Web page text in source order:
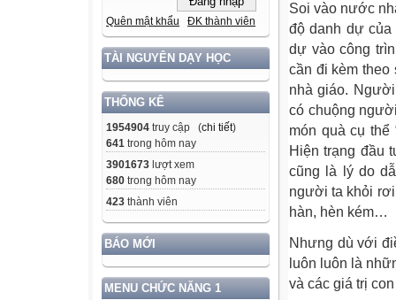
Quên mật khẩu ĐK thành viên
TÀI NGUYÊN DẠY HỌC
THỐNG KÊ
1954904 truy cập (chi tiết)
641 trong hôm nay
3901673 lượt xem
680 trong hôm nay
423 thành viên
BÁO MỚI
MENU CHỨC NĂNG 1
Soi vào nước
độ danh dự
dự vào công
cần đi kèm
nhà giáo.
có chuộng
món quà cụ thể
Hiện trạng đầu
cũng là lý do
người ta khỏi rơi
hàn, hèn kém…
Nhưng dù với
luôn luôn là
và các giá trị